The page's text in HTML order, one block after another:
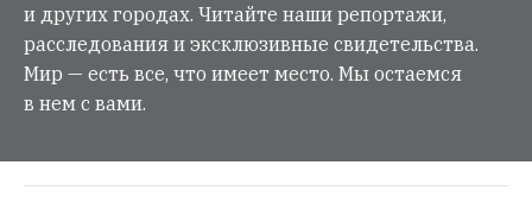
и других городах. Читайте наши репортажи,
расследования и эксклюзивные свидетельства.
Мир — есть все, что имеет место. Мы остаемся
в нем с вами.